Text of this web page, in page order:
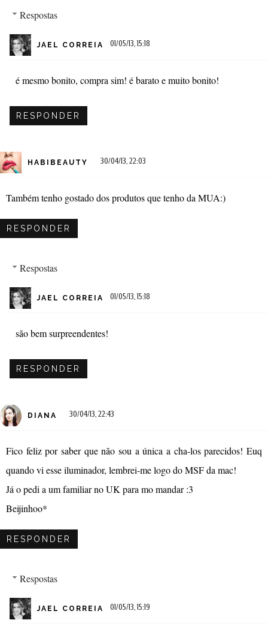
Respostas
JAEL CORREIA 01/05/13, 15:18
é mesmo bonito, compra sim! é barato e muito bonito!
RESPONDER
HABIBEAUTY 30/04/13, 22:03
Também tenho gostado dos produtos que tenho da MUA:)
RESPONDER
Respostas
JAEL CORREIA 01/05/13, 15:18
são bem surpreendentes!
RESPONDER
DIANA 30/04/13, 22:43
Fico feliz por saber que não sou a única a cha-los parecidos! Euq
quando vi esse iluminador, lembrei-me logo do MSF da mac!
Já o pedi a um familiar no UK para mo mandar :3
Beijinhoo*
RESPONDER
Respostas
JAEL CORREIA 01/05/13, 15:19